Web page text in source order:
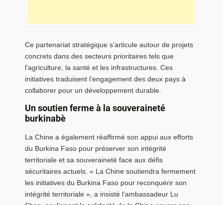
Ce partenariat stratégique s’articule autour de projets
concrets dans des secteurs prioritaires tels que
l’agriculture, la santé et les infrastructures. Ces
initiatives traduisent l’engagement des deux pays à
collaborer pour un développement durable.
Un soutien ferme à la souveraineté
burkinabè
La Chine a également réaffirmé son appui aux efforts
du Burkina Faso pour préserver son intégrité
territoriale et sa souveraineté face aux défis
sécuritaires actuels. « La Chine soutiendra fermement
les initiatives du Burkina Faso pour reconquérir son
intégrité territoriale », a insisté l’ambassadeur Lu